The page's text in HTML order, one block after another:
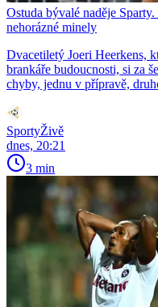
Ostuda bývalé naděje
nehorázné minely
Dvacetiletý Joeri Heerkens,
brankáře budoucnosti, si za
chyby, jednu v přípravě,
SportyŽivě
dnes, 20:21
3 min